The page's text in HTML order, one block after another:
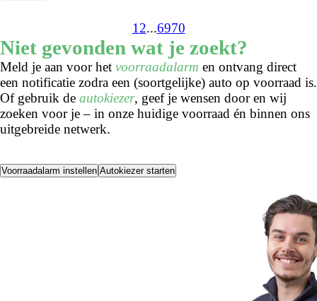
1 2...6970
Niet gevonden wat je zoekt?
Meld je aan voor het voorraadalarm en ontvang direct
een notificatie zodra een (soortgelijke) auto op voorraad is.
Of gebruik de autokiezer, geef je wensen door en wij
zoeken voor je – in onze huidige voorraad én binnen ons
uitgebreide netwerk.
Voorraadalarm instellen Autokiezer starten